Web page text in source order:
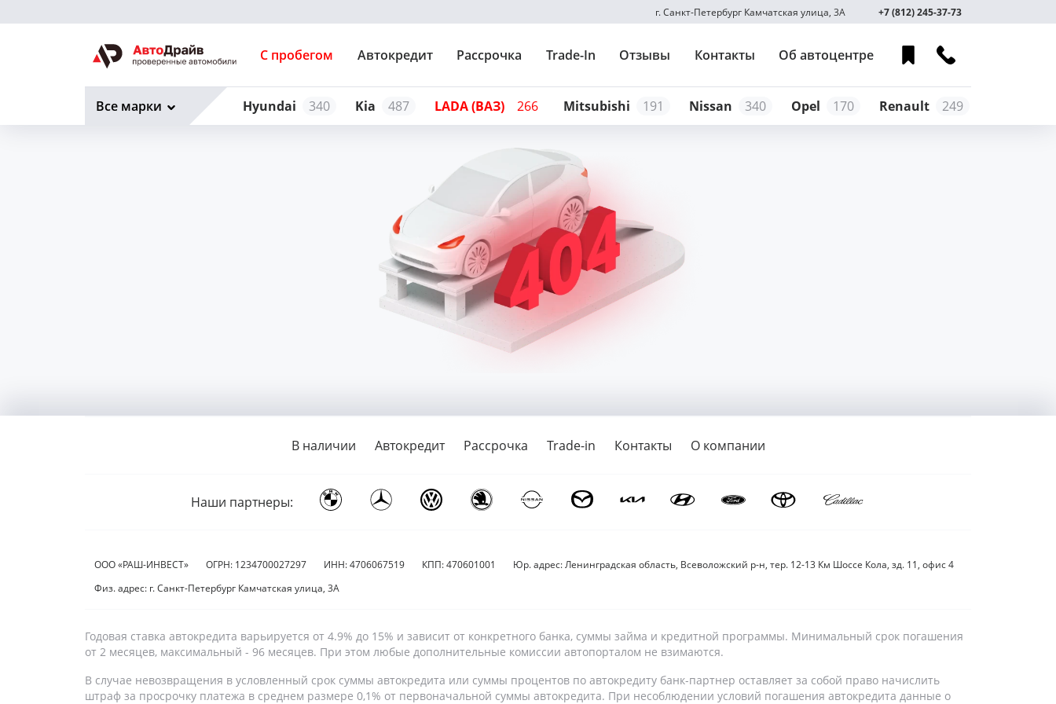
г. Санкт-Петербург Камчатская улица, 3А +7 (812) 245-37-73
С пробегом Автокредит Рассрочка Trade-In Отзывы Контакты Об автоцентре
Hyundai 340 Kia 487 LADA (ВАЗ) 266 Mitsubishi 191 Nissan 340 Opel 170 Renault 249
Все марки
В наличии Автокредит Рассрочка Trade-in Контакты О компании
Наши партнеры:
ООО «РАШ-ИНВЕСТ» ОГРН: 1234700027297 ИНН: 4706067519 КПП: 470601001
Юр. адрес: Ленинградская область, Всеволожский р-н, тер. 12-13 Км Шоссе Кола, зд. 11, офис 4
Физ. адрес: г. Санкт-Петербург Камчатская улица, 3А
Годовая ставка автокредита варьируется от 4.9% до 15% и зависит от конкретного банка, суммы займа и кредитной программы. Минимальный срок погашения
от 2 месяцев, максимальный - 96 месяцев. При этом любые дополнительные комиссии автопорталом не взимаются.
В случае невозвращения в условленный срок суммы автокредита или суммы процентов по автокредиту банк-партнер оставляет за собой право начислить
штраф за просрочку платежа в среднем размере 0,1% от первоначальной суммы автокредита. При несоблюдении условий погашения автокредита данные о